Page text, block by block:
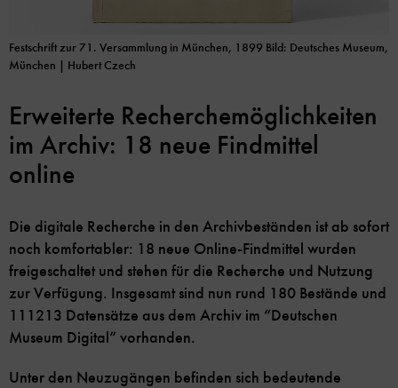
Festschrift zur 71. Versammlung in München, 1899 Bild: Deutsches Museum,
München | Hubert Czech
Erweiterte Recherchemöglichkeiten
im Archiv: 18 neue Findmittel
online
Die digitale Recherche in den Archivbeständen ist ab sofort
noch komfortabler: 18 neue Online-Findmittel wurden
freigeschaltet und stehen für die Recherche und Nutzung
zur Verfügung. Insgesamt sind nun rund 180 Bestände und
111213 Datensätze aus dem Archiv im “Deutschen
Museum Digital” vorhanden.
Unter den Neuzugängen befinden sich bedeutende